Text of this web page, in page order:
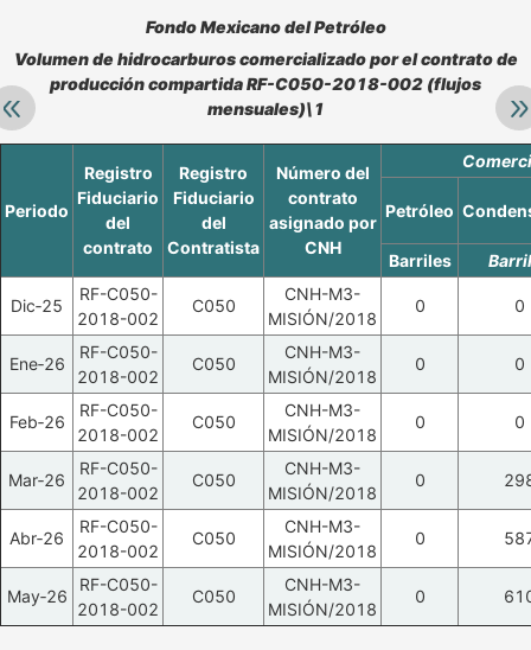
Retroceder:
Accesibilidad de Cuadros Analíticos, al exportar el cuadro
Fondo Mexicano del Petróleo
Volumen de hidrocarburos comercializado por el contrato de
producción compartida RF-C050-2018-002 (flujos
mensuales)\1
Periodo
Registro
Fiduciario
del
contrato
Registro
Fiduciario
del
Contratista
Número del
contrato
asignado por
CNH
Petróleo
Barriles
Dic‑25
RF-C050-
2018-002
C050
CNH-M3-
MISIÓN/2018
0 0
Ene‑26
RF-C050-
2018-002
C050
CNH-M3-
MISIÓN/2018
0 0
Feb‑26
RF-C050-
2018-002
C050
CNH-M3-
MISIÓN/2018
0 0
Mar‑26
RF-C050-
2018-002
C050
CNH-M3-
MISIÓN/2018
0
Abr‑26
RF-C050-
2018-002
C050
CNH-M3-
MISIÓN/2018
0
May‑26
RF-C050-
2018-002
C050
CNH-M3-
MISIÓN/2018
0